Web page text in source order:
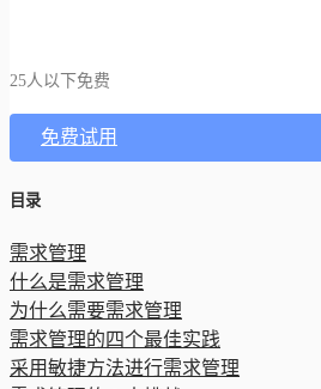
25人以下免费
免费试用
目录
需求管理
什么是需求管理
为什么需要需求管理
需求管理的四个最佳实践
采用敏捷方法进行需求管理